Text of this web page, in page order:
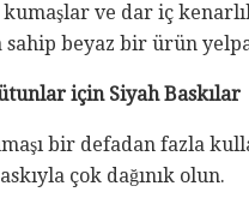
kumaşlar ve dar iç
sahip beyaz bir ürün
için Siyah Baskılar
bir defadan fazla
çok dağınık olun.